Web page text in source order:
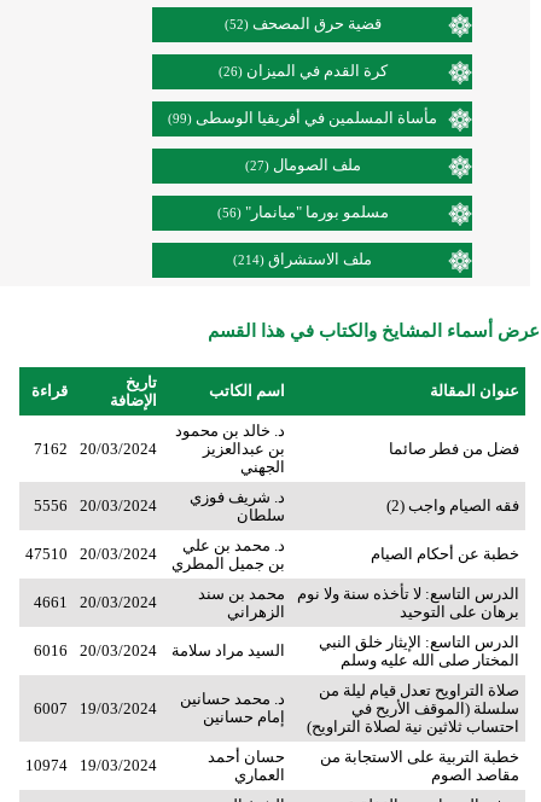
قضية حرق المصحف (52)
كرة القدم في الميزان (26)
مأساة المسلمين في أفريقيا الوسطى (99)
ملف الصومال (27)
مسلمو بورما "ميانمار" (56)
ملف الاستشراق (214)
عرض أسماء المشايخ والكتاب في هذا القسم
عنوان المقالة اسم الكاتب
تاريخ
الإضافة
قراءة
فضل من فطر صائما
د. خالد بن محمود
بن عبدالعزيز
الجهني
20/03/2024
7162
فقه الصيام واجب (2)
د. شريف فوزي
سلطان
20/03/2024
5556
خطبة عن أحكام الصيام
د. محمد بن علي
بن جميل المطري
20/03/2024
47510
الدرس التاسع: لا تأخذه سنة ولا نوم
برهان على التوحيد
محمد بن سند
الزهراني
20/03/2024
4661
الدرس التاسع: الإيثار خلق النبي
المختار صلى الله عليه وسلم
السيد مراد سلامة 20/03/2024
6016
صلاة التراويح تعدل قيام ليلة من
سلسلة (الموقف الأريح في
احتساب ثلاثين نية لصلاة التراويح)
د. محمد حسانين
إمام حسانين
19/03/2024
6007
خطبة التربية على الاستجابة من
مقاصد الصوم
حسان أحمد
العماري
19/03/2024
10974